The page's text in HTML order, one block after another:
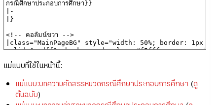
แม่แบบที่ใช้ในหน้านี้:
แม่แบบ:บทความคัดสรรหมวดกรณีศึกษาประกอบการศึกษา (ดู
ต้นฉบับ)